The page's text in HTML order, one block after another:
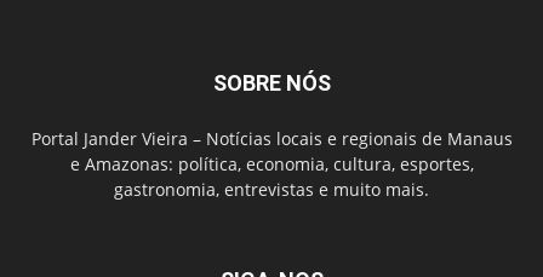
SOBRE NÓS
Portal Jander Vieira – Notícias locais e regionais de Manaus
e Amazonas: política, economia, cultura, esportes,
gastronomia, entrevistas e muito mais.